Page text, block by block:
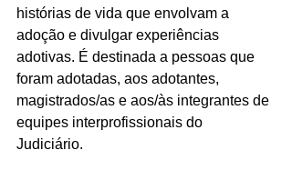
histórias de vida que envolvam a
adoção e divulgar experiências
adotivas. É destinada a pessoas que
foram adotadas, aos adotantes,
magistrados/as e aos/às integrantes de
equipes interprofissionais do
Judiciário.